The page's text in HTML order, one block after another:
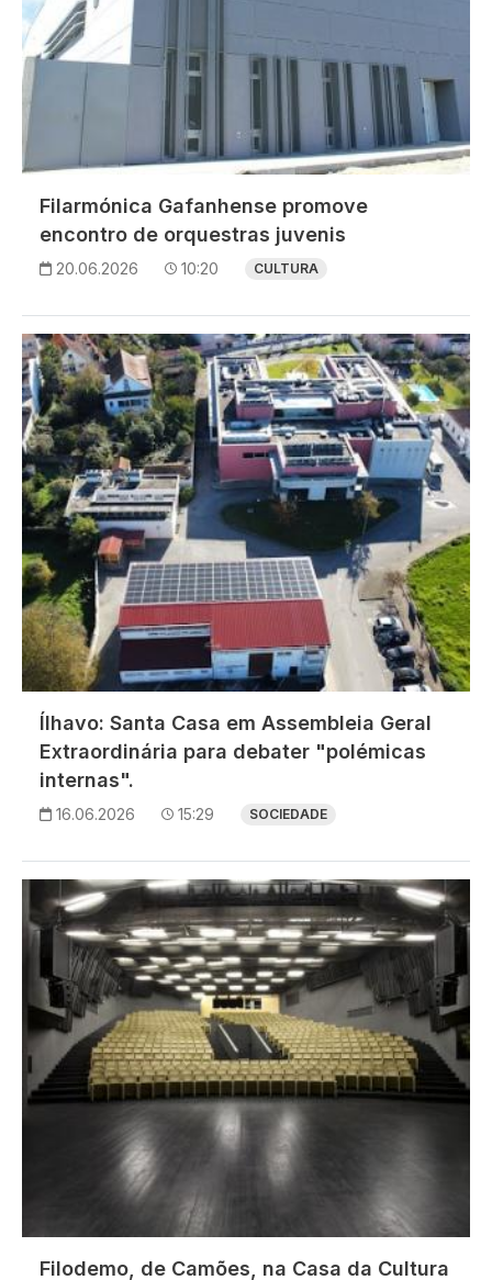
Filarmónica Gafanhense promove
encontro de orquestras juvenis
20.06.2026 10:20 CULTURA
Imagem
Ílhavo: Santa Casa em Assembleia Geral
Extraordinária para debater "polémicas
internas".
16.06.2026 15:29 SOCIEDADE
Imagem
Filodemo, de Camões, na Casa da Cultura